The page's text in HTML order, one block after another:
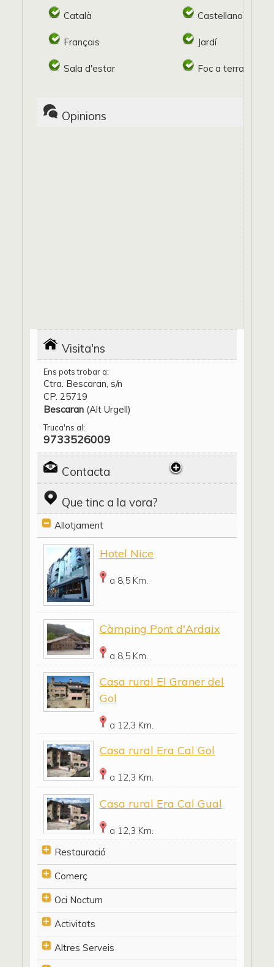
Català Castellano
Français Jardí
Sala d'estar Foc a terra
Opinions
Visita'ns
Ens pots trobar a:
Ctra. Bescaran, s/n
CP. 25719
Bescaran (Alt Urgell)
Truca'ns al:
9733526009
Contacta
Que tinc a la vora?
Allotjament
Hotel Nice
a 8,5 Km.
Càmping Pont d'Ardaix
a 8,5 Km.
Casa rural El Graner del
Gol
a 12,3 Km.
Casa rural Era Cal Gol
a 12,3 Km.
Casa rural Era Cal Gual
a 12,3 Km.
Restauració
Comerç
Oci Nocturn
Activitats
Altres Serveis